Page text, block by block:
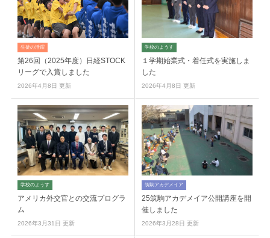
生徒の活躍
第26回（2025年度）日経STOCK
リーグで入賞しました
2026年4月8日 更新
学校のようす
１学期始業式・着任式を実施しま
した
2026年4月8日 更新
学校のようす
アメリカ外交官との交流プログラ
ム
2026年3月31日 更新
筑駒アカデメイア
25筑駒アカデメイア公開講座を開
催しました
2026年3月28日 更新